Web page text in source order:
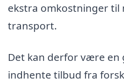
ekstra omkostninger til
transport.
Det kan derfor være en
indhente tilbud fra